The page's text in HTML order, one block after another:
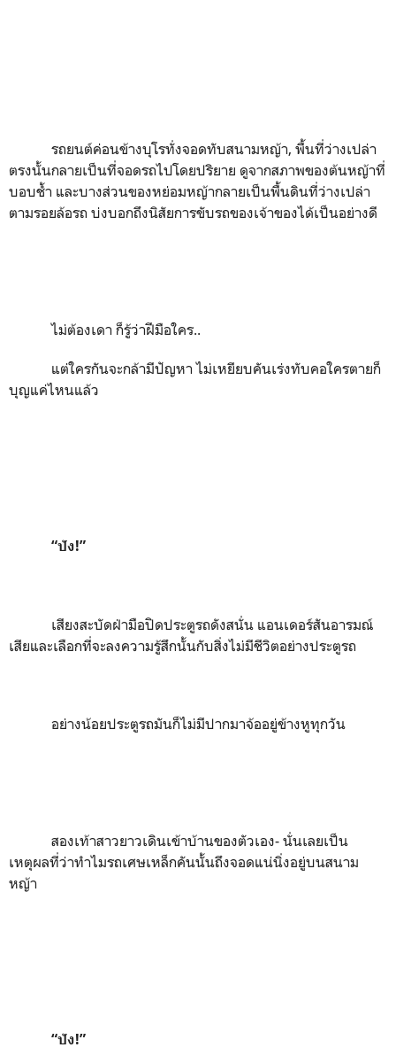
รถยนต์ค่อนข้างบุโรทั่งจอดทับสนามหญ้า, พื้นที่ว่างเปล่า
ตรงนั้นกลายเป็นที่จอดรถไปโดยปริยาย ดูจากสภาพของต้นหญ้าที่
บอบช้ำ และบางส่วนของหย่อมหญ้ากลายเป็นพื้นดินที่ว่างเปล่า
ตามรอยล้อรถ บ่งบอกถึงนิสัยการขับรถของเจ้าของได้เป็นอย่างดี
ไม่ต้องเดา ก็รู้ว่าฝีมือใคร..
แต่ใครกันจะกล้ามีปัญหา ไม่เหยียบคันเร่งทับคอใครตายก็
บุญแค่ไหนแล้ว
“ปัง!”
เสียงสะบัดฝ่ามือปิดประตูรถดังสนั่น แอนเดอร์สันอารมณ์
เสียและเลือกที่จะลงความรู้สึกนั้นกับสิ่งไม่มีชีวิตอย่างประตูรถ
อย่างน้อยประตูรถมันก็ไม่มีปากมาจ้ออยู่ข้างหูทุกวัน
สองเท้าสาวยาวเดินเข้าบ้านของตัวเอง- นั่นเลยเป็น
เหตุผลที่ว่าทำไมรถเศษเหล็กคันนั้นถึงจอดแน่นิ่งอยู่บนสนาม
หญ้า
“ปัง!”